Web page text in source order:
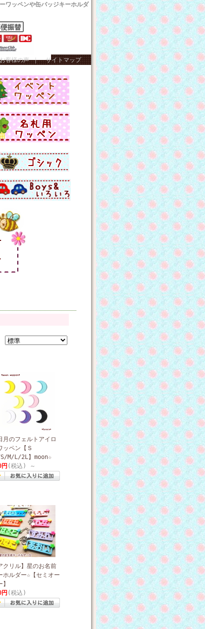
ワッペンや缶バッジキーホルダ
客様の声｜ サイトマップ
月のフェルトアイロ
ッペン【Ｓ
M/L/2L】moon☆
(税込) ～
クリル】星のお名前
ホルダー☆【セミオー
(税込)